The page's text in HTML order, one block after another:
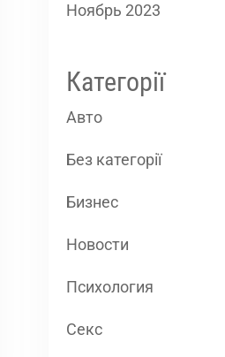
Ноябрь 2023
Категорії
Авто
Без категорії
Бизнес
Новости
Психология
Секс